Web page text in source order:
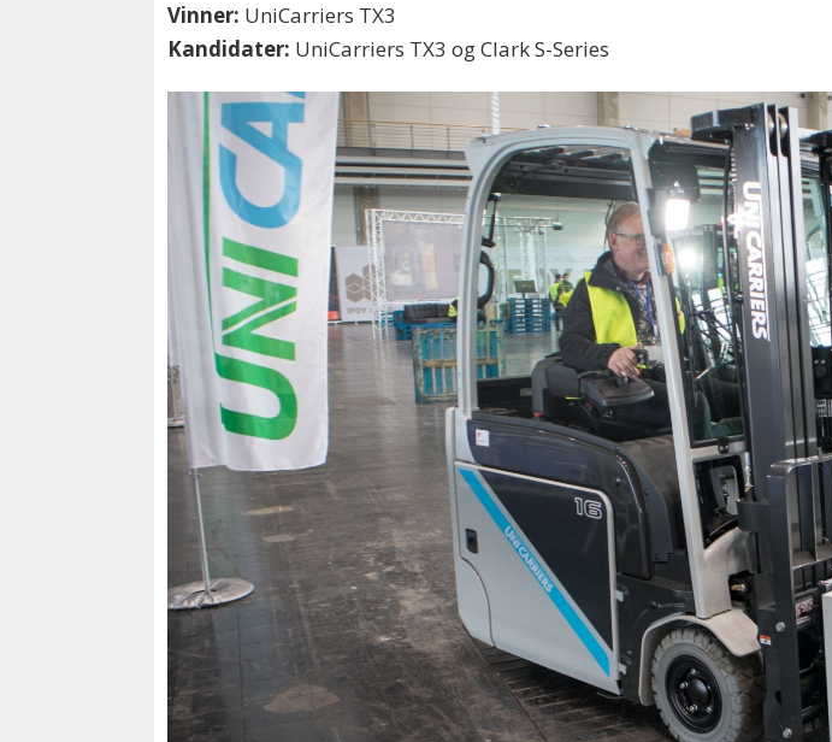
Vinner: UniCarriers TX3
Kandidater: UniCarriers TX3 og Clark S-Series